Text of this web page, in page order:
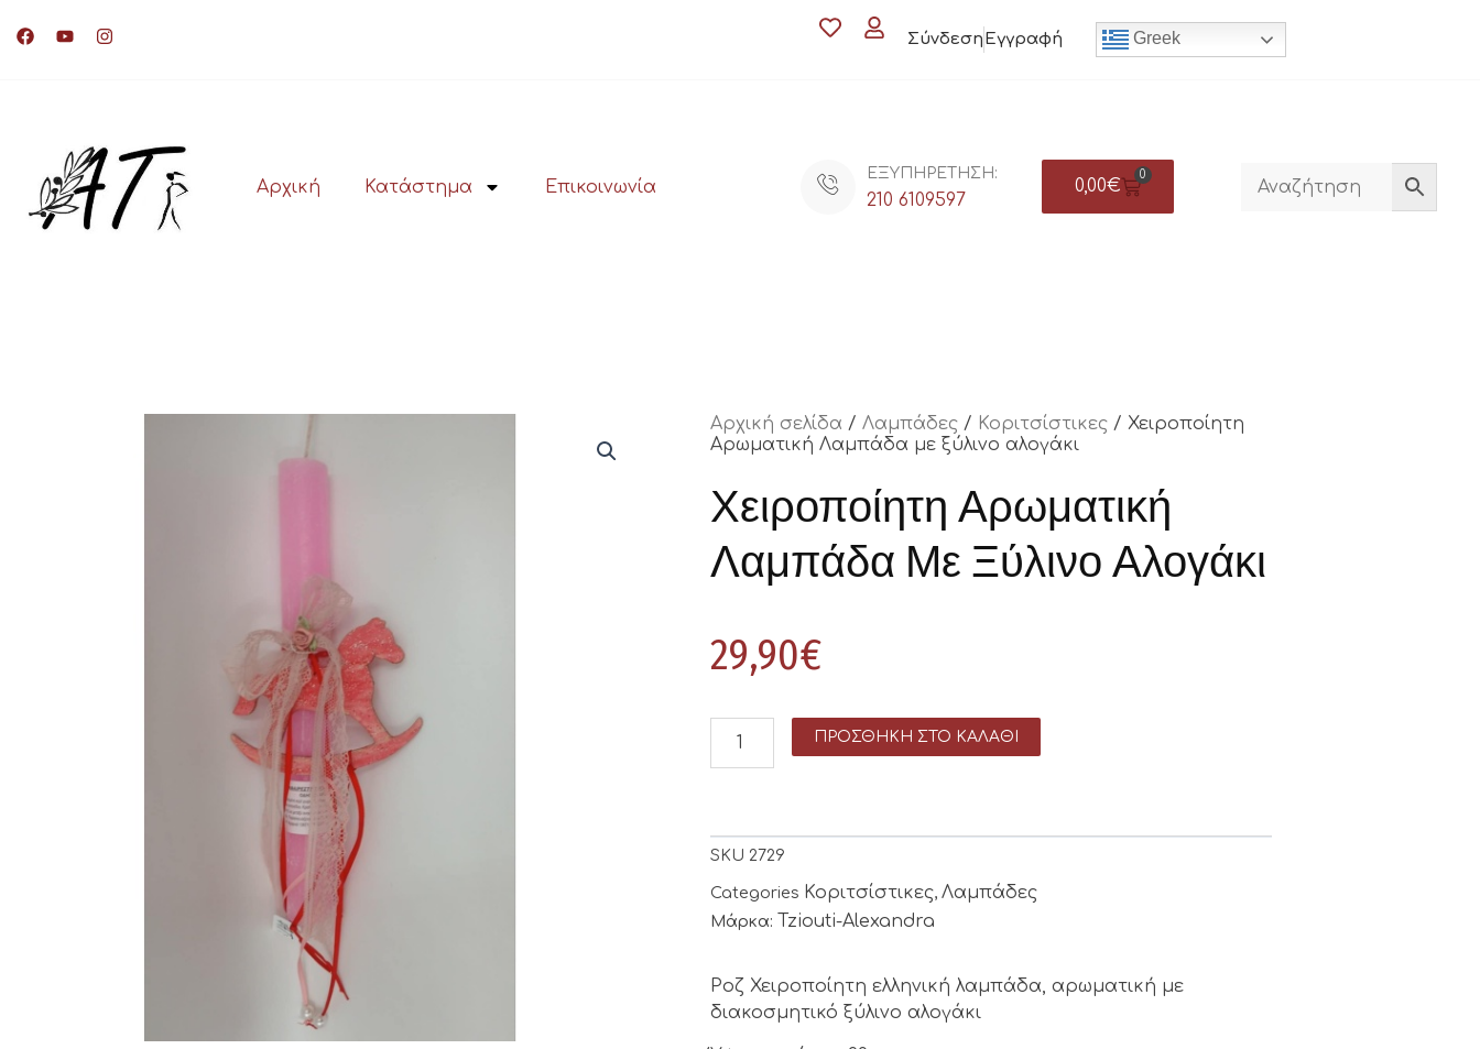
Σύνδεση Εγγραφή Greek
Αρχική Κατάστημα Επικοινωνία
ΕΞΥΠΗΡΕΤΗΣΗ:
210 6109597
0,00€
0
Αρχική σελίδα / Λαμπάδες / Κοριτσίστικες / Χειροποίητη
Αρωματική Λαμπάδα με ξύλινο αλογάκι
Χειροποίητη Αρωματική
Λαμπάδα Με Ξύλινο Αλογάκι
29,90€
ΠΡΟΣΘΉΚΗ ΣΤΟ ΚΑΛΆΘΙ
SKU 2729
Categories Κοριτσίστικες, Λαμπάδες
Μάρκα: Tziouti-Alexandra
Ροζ Χειροποίητη ελληνική λαμπάδα, αρωματική με
διακοσμητικό ξύλινο αλογάκι